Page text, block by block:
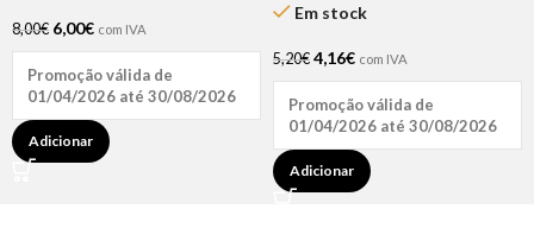
8,00€ 6,00€ com IVA
Promoção válida de
01/04/2026 até 30/08/2026
Adicionar
Em stock
5,20€ 4,16€ com IVA
Promoção válida de
01/04/2026 até 30/08/2026
Adicionar